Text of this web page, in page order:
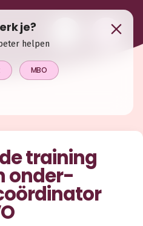
training
onder­
je?
helpen
MBO